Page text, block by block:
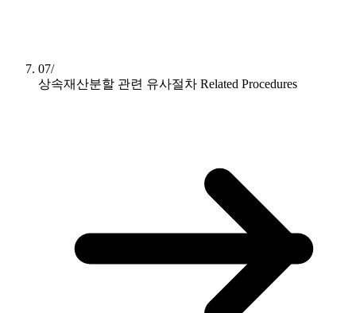
07/
상속재산분할 관련 유사절차 Related Procedures